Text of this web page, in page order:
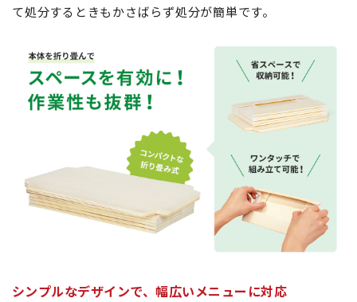
て処分するときもかさばらず処分が簡単です。
シンプルなデザインで、幅広いメニューに対応